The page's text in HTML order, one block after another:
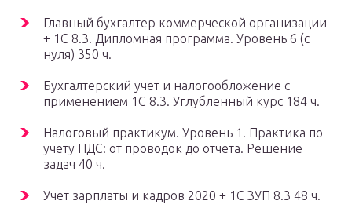
Главный бухгалтер коммерческой организации
+ 1С 8.3. Дипломная программа. Уровень 6 (с
нуля) 350 ч.
Бухгалтерский учет и налогообложение с
применением 1С 8.3. Углубленный курс 184 ч.
Налоговый практикум. Уровень 1. Практика по
учету НДС: от проводок до отчета. Решение
задач 40 ч.
Учет зарплаты и кадров 2020 + 1С ЗУП 8.3 48 ч.